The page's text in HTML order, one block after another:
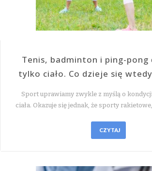
Tenis, badminton i ping-pong
tylko ciało. Co dzieje się
Sport uprawiamy zwykle z myślą o
ciała. Okazuje się jednak, że sporty
CZYTAJ